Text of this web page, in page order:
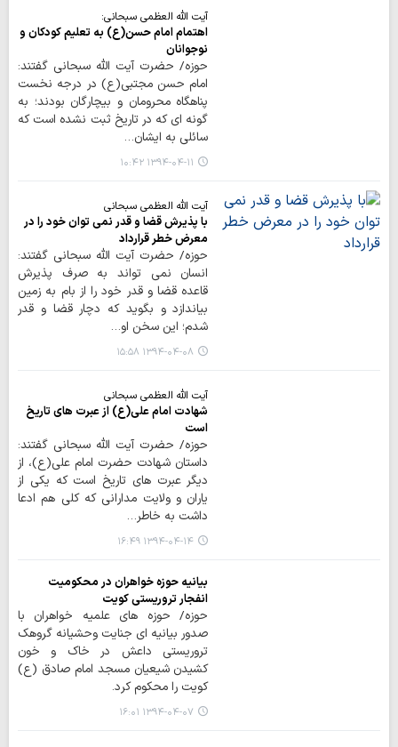
آیت الله العظمی سبحانی:
اهتمام امام حسن(ع) به تعلیم کودکان و
نوجوانان
حوزه/ حضرت آیت الله سبحانی گفتند:
امام حسن مجتبی(ع) در درجه نخست
پناهگاه محرومان و بیچارگان بودند؛ به
گونه ای که در تاریخ ثبت نشده است که
سائلی به ایشان…
۱۳۹۴-۰۴-۱۱ ۱۰:۴۲
آیت الله العظمی سبحانی
با پذیرش قضا و قدر نمی توان خود را در
معرض خطر قرارداد
حوزه/ حضرت آیت الله سبحانی گفتند:
انسان نمی تواند به صرف پذیرش
قاعده قضا و قدر خود را از بام به زمین
بیاندازد و بگوید که دچار قضا و قدر
شدم؛ این سخن او…
۱۳۹۴-۰۴-۰۸ ۱۵:۵۸
آیت الله العظمی سبحانی
شهادت امام علی(ع) از عبرت های تاریخ
است
حوزه/ حضرت آیت الله سبحانی گفتند:
داستان شهادت حضرت امام علی(ع)، از
دیگر عبرت های تاریخ است که یکی از
یاران و ولایت مدارانی که کلی هم ادعا
داشت به خاطر…
۱۳۹۴-۰۴-۱۴ ۱۶:۴۹
بيانيه حوزه‌ خواهران در محکومیت
انفجار تروریستی کویت
حوزه/ حوزه های علمیه خواهران با
صدور بیانیه ای جنایت وحشیانه گروهک
تروریستی داعش در خاک و خون
کشیدن شیعیان مسجد امام صادق (ع)
کویت را محکوم کرد.
۱۳۹۴-۰۴-۰۷ ۱۶:۰۱